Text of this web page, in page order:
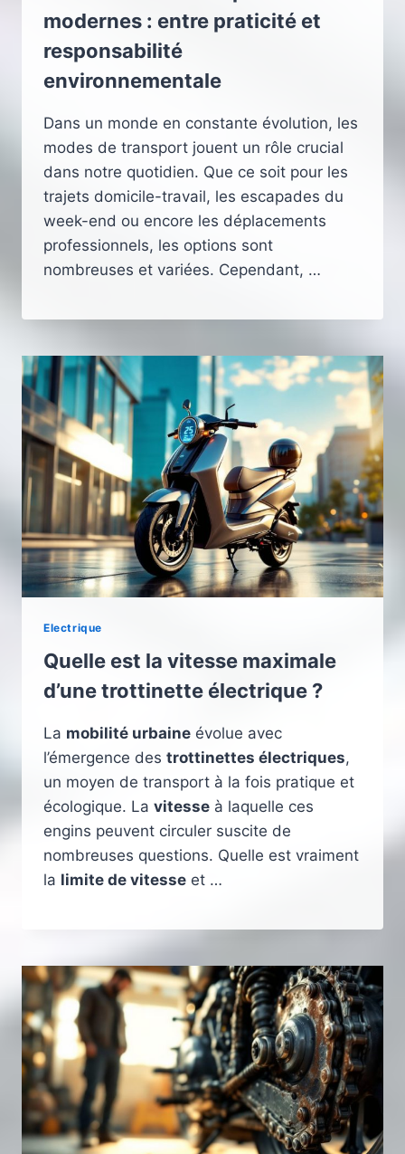
modernes : entre praticité et
responsabilité
environnementale
Dans un monde en constante évolution, les
modes de transport jouent un rôle crucial
dans notre quotidien. Que ce soit pour les
trajets domicile-travail, les escapades du
week-end ou encore les déplacements
professionnels, les options sont
nombreuses et variées. Cependant, …
Electrique
Quelle est la vitesse maximale
d’une trottinette électrique ?
La mobilité urbaine évolue avec
l’émergence des trottinettes électriques,
un moyen de transport à la fois pratique et
écologique. La vitesse à laquelle ces
engins peuvent circuler suscite de
nombreuses questions. Quelle est vraiment
la limite de vitesse et …